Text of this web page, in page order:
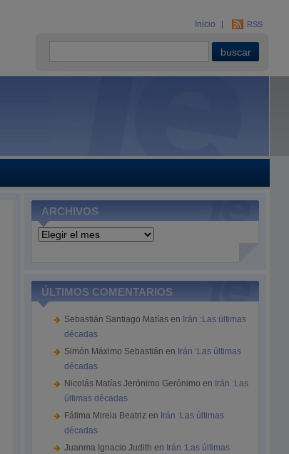
Inicio RSS
ARCHIVOS
Archivos
ÚLTIMOS COMENTARIOS
Sebastián Santiago Matías en Irán :Las últimas
décadas
Simón Máximo Sebastián en Irán :Las últimas
décadas
Nicolás Matías Jerónimo Gerónimo en Irán :Las
últimas décadas
Fátima Mireia Beatriz en Irán :Las últimas
décadas
Juanma Ignacio Judith en Irán :Las últimas